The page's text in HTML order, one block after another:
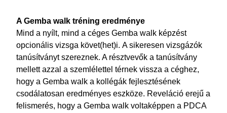
A Gemba walk tréning eredménye
Mind a nyílt, mind a céges Gemba walk képzést
opcionális vizsga követ(het)i. A sikeresen vizsgázók
tanúsítványt szereznek. A résztvevők a tanúsítvány
mellett azzal a szemlélettel térnek vissza a céghez,
hogy a Gemba walk a kollégák fejlesztésének
csodálatosan eredményes eszköze. Reveláció erejű a
felismerés, hogy a Gemba walk voltaképpen a PDCA